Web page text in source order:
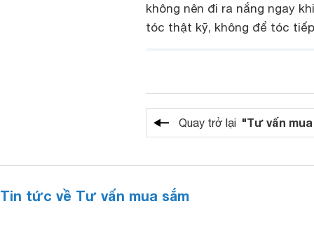
không nên đi ra nắng ngay
tóc thật kỹ, không để tóc
Quay trở lại "Tư vấn
Tin tức về Tư vấn mua sắm